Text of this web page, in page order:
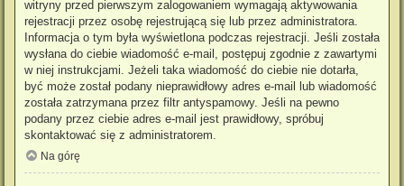
witryny przed pierwszym zalogowaniem wymagają aktywowania
rejestracji przez osobę rejestrującą się lub przez administratora.
Informacja o tym była wyświetlona podczas rejestracji. Jeśli została
wysłana do ciebie wiadomość e-mail, postępuj zgodnie z zawartymi
w niej instrukcjami. Jeżeli taka wiadomość do ciebie nie dotarła,
być może został podany nieprawidłowy adres e-mail lub wiadomość
została zatrzymana przez filtr antyspamowy. Jeśli na pewno
podany przez ciebie adres e-mail jest prawidłowy, spróbuj
skontaktować się z administratorem.
Na górę